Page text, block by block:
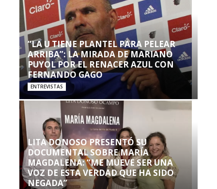
“LA U TIENE PLANTEL PARA PELEAR
ARRIBA”: LA MIRADA DE MARIANO
PUYOL POR EL RENACER AZUL CON
FERNANDO GAGO
ENTREVISTAS
LITA DONOSO PRESENTÓ SU
DOCUMENTAL SOBRE MARÍA
MAGDALENA: “ME MUEVE SER UNA
VOZ DE ESTA VERDAD QUE HA SIDO
NEGADA”